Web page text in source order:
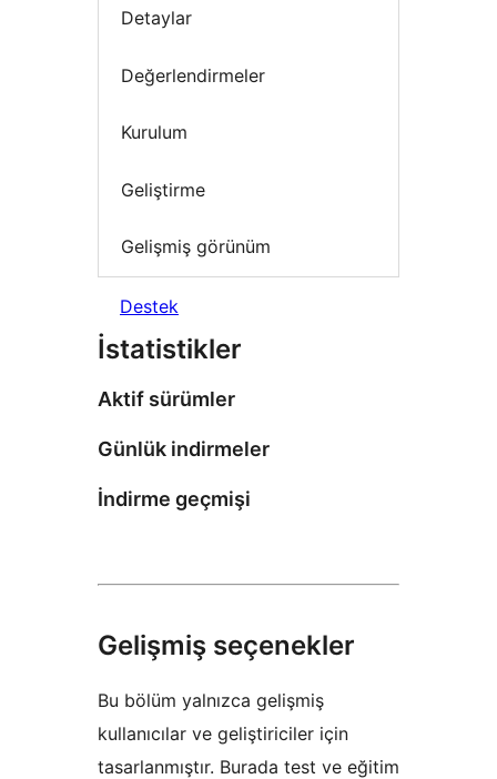
Detaylar
Değerlendirmeler
Kurulum
Geliştirme
Gelişmiş görünüm
Destek
İstatistikler
Aktif sürümler
Günlük indirmeler
İndirme geçmişi
Gelişmiş seçenekler
Bu bölüm yalnızca gelişmiş
kullanıcılar ve geliştiriciler için
tasarlanmıştır. Burada test ve eğitim